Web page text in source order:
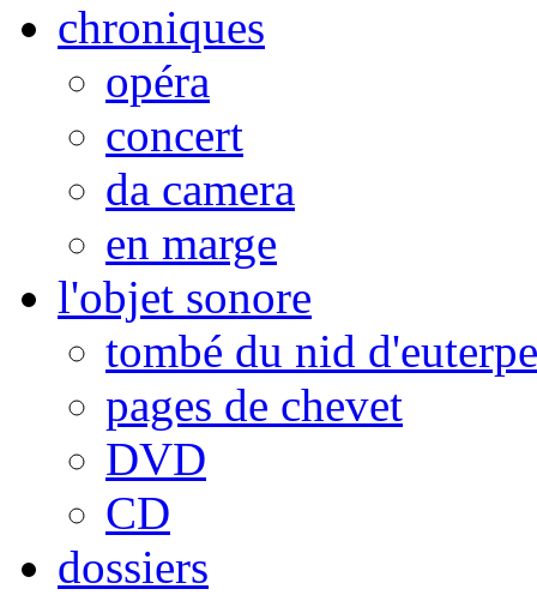
chroniques
opéra
concert
da camera
en marge
l'objet sonore
tombé du nid d'euterpe
pages de chevet
DVD
CD
dossiers